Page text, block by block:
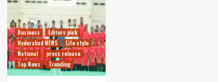
Business
Editors pick
Hyderabad NEWS
Life style
National
press release
Top News
Trending